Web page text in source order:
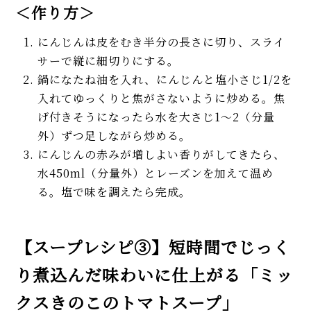
＜作り方＞
にんじんは皮をむき半分の長さに切り、スライ
サーで縦に細切りにする。
鍋になたね油を入れ、にんじんと塩小さじ1/2を
入れてゆっくりと焦がさないように炒める。焦
げ付きそうになったら水を大さじ1～2（分量
外）ずつ足しながら炒める。
にんじんの赤みが増しよい香りがしてきたら、
水450ml（分量外）とレーズンを加えて温め
る。塩で味を調えたら完成。
【スープレシピ③】短時間でじっく
り煮込んだ味わいに仕上がる「ミッ
クスきのこのトマトスープ」